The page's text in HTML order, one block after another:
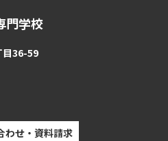
門学校
目36-59
わせ・資料請求